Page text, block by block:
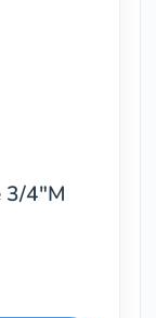
3/4″M